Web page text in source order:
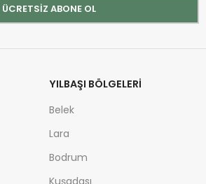
YILBAŞI BÖLGELERI
Belek
Lara
Bodrum
Kuşadası